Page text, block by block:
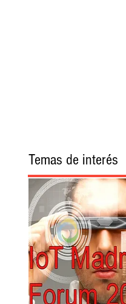
Temas de interés